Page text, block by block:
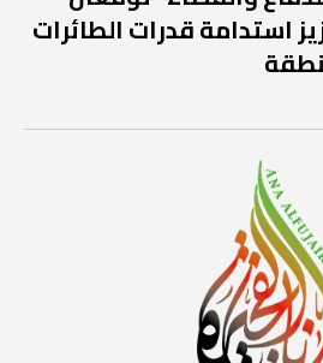
استدامة قدرات الطائرات